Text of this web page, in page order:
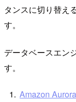
タンスに切り替え
す。
データベースエン
す。
Amazon Aurora